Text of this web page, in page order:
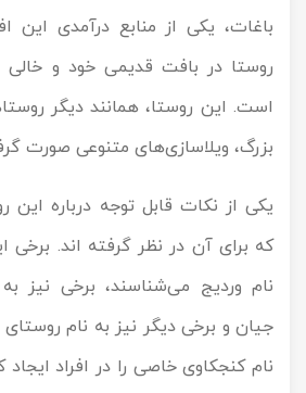
باغات، یکی از منابع درآمدی این
روستا در بافت قدیمی خود و خالی
است. این روستا، همانند دیگر
بزرگ، ویلاسازی‌های متنوعی صورت
یکی از نکات قابل توجه درباره این
که برای آن در نظر گرفته اند. برخی
نام وردیج می‌شناسند، برخی نیز
جیان و برخی دیگر نیز به نام
نام کنجکاوی خاصی را در افراد